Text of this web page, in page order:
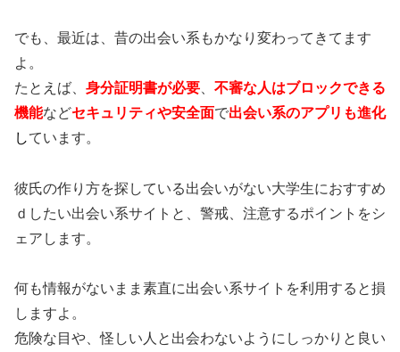
でも、最近は、昔の出会い系もかなり変わってきてます
よ。
たとえば、 身分証明書が必要
不審な人はブロックできる
機能などセキュリティや安全面で出会い系のアプリも進化
しています。
彼氏の作り方を探している出会いがない大学生におすすめ
ｄしたい出会い系サイトと、警戒、注意するポイントをシ
ェアします。
何も情報がないまま素直に出会い系サイトを利用すると損
しますよ。
危険な目や、怪しい人と出会わないようにしっかりと良い